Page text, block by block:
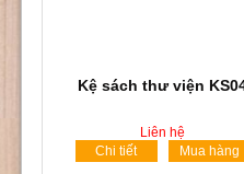
Kệ sách thư viện
Liên hệ
Chi tiết
Mua hàng